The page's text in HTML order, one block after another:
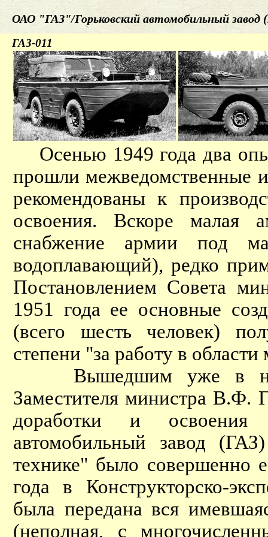
ОАО "ГАЗ"/Горьковский автомобильный завод
ГАЗ-011
Осенью 1949 года два
прошли межведомственные
рекомендованы к
освоения. Вскоре малая
снабжение армии под
водоплавающий), редко
Постановлением Совета
1951 года ее основные
(всего шесть человек)
степени "за работу в
Вышедшим уже в
Заместителя министра В.Ф.
доработки и освоения
автомобильный завод
технике" было совершенно
года в Конструкторско-
была передана вся
(неполная, с